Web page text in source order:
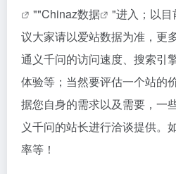
""Chinaz数据
"进入；以
议大家请以爱站数据为准，更
通义千问的访问速度、搜索引
体验等；当然要评估一个站的
据您自身的需求以及需要，一
义千问的站长进行洽谈提供。
率等！